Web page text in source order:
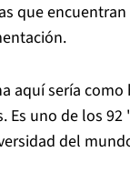
que
aquí sería como
Es uno de los
del